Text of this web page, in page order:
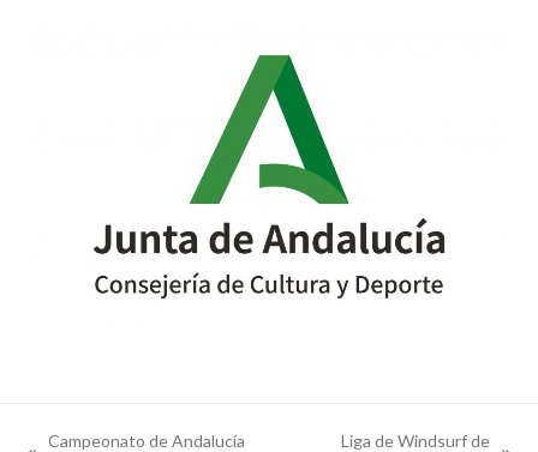
Campeonato de Andalucía
Liga de Windsurf de